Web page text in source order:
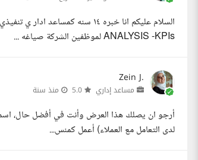
ANALYSIS -KPIs لموظفين الشركة صياغه ...
Zein J.
مساعد إداري منذ سنة
أرجو ان يصلك هذا العرض وأنت في أفضل حال،
لدى التعامل مع العملاء) أعمل كمنس...